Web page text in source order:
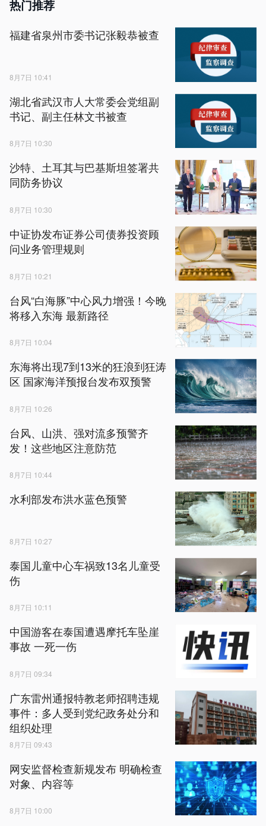
热门推荐
福建省泉州市委书记张毅恭被查
8月7日 10:41
湖北省武汉市人大常委会党组副
书记、副主任林文书被查
8月7日 10:30
沙特、土耳其与巴基斯坦签署共
同防务协议
8月7日 10:30
中证协发布证券公司债券投资顾
问业务管理规则
8月7日 10:21
台风“白海豚”中心风力增强！今晚
将移入东海 最新路径
8月7日 10:04
东海将出现7到13米的狂浪到狂涛
区 国家海洋预报台发布双预警
8月7日 10:26
台风、山洪、强对流多预警齐
发！这些地区注意防范
8月7日 10:44
水利部发布洪水蓝色预警
8月7日 10:27
泰国儿童中心车祸致13名儿童受
伤
8月7日 10:11
中国游客在泰国遭遇摩托车坠崖
事故 一死一伤
8月7日 09:34
广东雷州通报特教老师招聘违规
事件：多人受到党纪政务处分和
组织处理
8月7日 09:43
网安监督检查新规发布 明确检查
对象、内容等
8月7日 10:00